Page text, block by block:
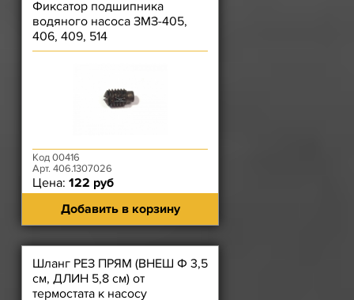
Фиксатор подшипника
водяного насоса ЗМЗ-405,
406, 409, 514
Код 00416
Арт. 406.1307026
Цена: 122 руб
Добавить в корзину
Шланг РЕЗ ПРЯМ (ВНЕШ Ф 3,5
см, ДЛИН 5,8 см) от
термостата к насосу